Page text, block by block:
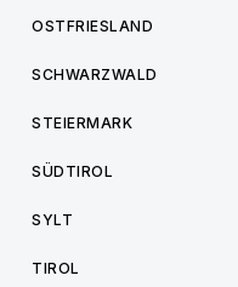
OSTFRIESLAND
SCHWARZWALD
STEIERMARK
SÜDTIROL
SYLT
TIROL